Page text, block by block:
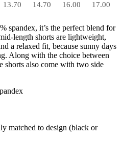
13.70 14.70 16.00 17.00
spandex, it’s the perfect blend for
length shorts are lightweight,
a relaxed fit, because sunny days
Along with the choice between
shorts also come with two side
matched to design (black or